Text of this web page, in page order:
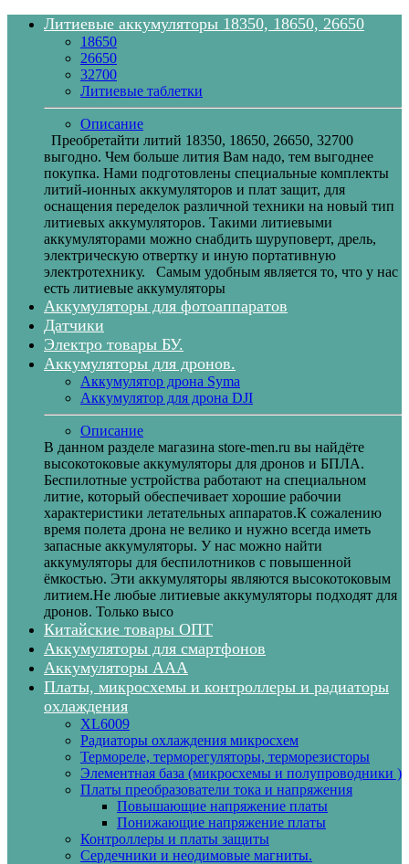
Литиевые аккумуляторы 18350, 18650, 26650
18650
26650
32700
Литиевые таблетки
Описание
Преобретайти литий 18350, 18650, 26650, 32700
выгодно. Чем больше лития Вам надо, тем выгоднее
покупка. Нами подготовлены специальные комплекты
литий-ионных аккумуляторов и плат защит, для
оснащения переделок различной техники на новый тип
литиевых аккумуляторов. Такими литиевыми
аккумуляторами можно снабдить шуруповерт, дрель,
электрическую отвертку и иную портативную
электротехнику. Самым удобным является то, что у нас
есть литиевые аккумуляторы
Аккумуляторы для фотоаппаратов
Датчики
Электро товары БУ.
Аккумуляторы для дронов.
Аккумулятор дрона Syma
Аккумулятор для дрона DJI
Описание
В данном разделе магазина store-men.ru вы найдёте
высокотоковые аккумуляторы для дронов и БПЛА.
Беспилотные устройства работают на специальном
литие, который обеспечивает хорошие рабочии
характеристики летательных аппаратов.К сожалению
время полета дрона не велико и нужно всегда иметь
запасные аккумуляторы. У нас можно найти
аккумуляторы для беспилотников с повышенной
ёмкостью. Эти аккумуляторы являются высокотоковым
литием.Не любые литиевые аккумуляторы подходят для
дронов. Только высо
Китайские товары ОПТ
Аккумуляторы для смартфонов
Аккумуляторы ААА
Платы, микросхемы и контроллеры и радиаторы
охлаждения
XL6009
Радиаторы охлаждения микросхем
Термореле, терморегуляторы, терморезисторы
Элементная база (микросхемы и полупроводники )
Платы преобразователи тока и напряжения
Повышающие напряжение платы
Понижающие напряжение платы
Контроллеры и платы защиты
Сердечники и неодимовые магниты.